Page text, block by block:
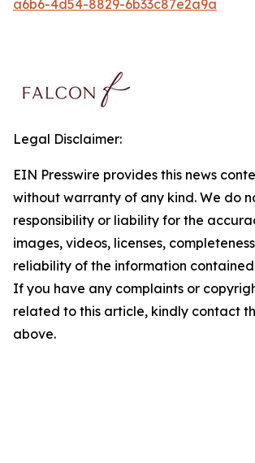
a6b6-4d54-8829-6b33c87e2a9a
Legal Disclaimer:
EIN Presswire provides this news
without warranty of any kind. We do
responsibility or liability for the
images, videos, licenses,
reliability of the information
If you have any complaints or
related to this article, kindly contact
above.